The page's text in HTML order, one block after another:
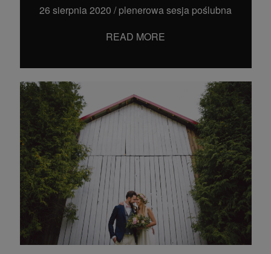
26 sierpnia 2020 /plenerowa sesja poślubna
READ MORE